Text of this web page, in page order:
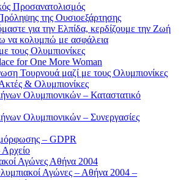
Προσανατολισμός
της Ουσιοεξάρτησης
για την Ελπίδα, κερδίζουμε την Ζωή
να κολυμπώ με ασφάλεια
τους Ολυμπιονίκες
for One More Woman
Τουρνουά μαζί με τους Ολυμπιονίκες
& Ολυμπιονίκες
Ολυμπιονικών – Καταστατικό
Ολυμπιονικών – Συνεργασίες
– GDPR
Αγώνες Αθήνα 2004
Αγώνες – Αθήνα 2004 –